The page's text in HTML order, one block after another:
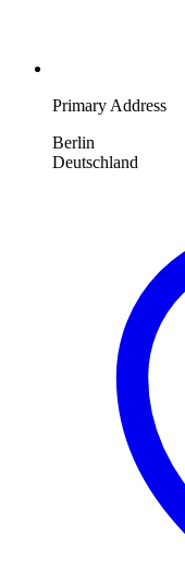
Primary Address
Berlin
Deutschland